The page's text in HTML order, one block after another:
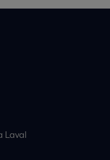
Laval